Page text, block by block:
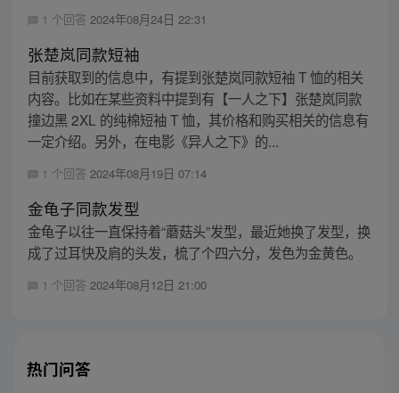
1 个回答 2024年08月24日 22:31
张楚岚同款短袖
目前获取到的信息中，有提到张楚岚同款短袖 T 恤的相关
内容。比如在某些资料中提到有【一人之下】张楚岚同款
撞边黑 2XL 的纯棉短袖 T 恤，其价格和购买相关的信息有
一定介绍。另外，在电影《异人之下》的...
1 个回答 2024年08月19日 07:14
金龟子同款发型
金龟子以往一直保持着“蘑菇头”发型，最近她换了发型，换
成了过耳快及肩的头发，梳了个四六分，发色为金黄色。
1 个回答 2024年08月12日 21:00
热门问答